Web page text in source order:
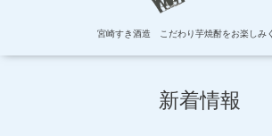
宮崎すき酒造 こだわり芋焼酎をお楽しみ
新着情報